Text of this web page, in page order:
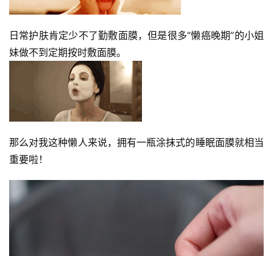
日常护肤肯定少不了勤敷面膜，但是很多“懒癌晚期”的小姐
妹做不到定期按时敷面膜。
那么对我这种懒人来说，拥有一瓶涂抹式的睡眠面膜就相当
重要啦！